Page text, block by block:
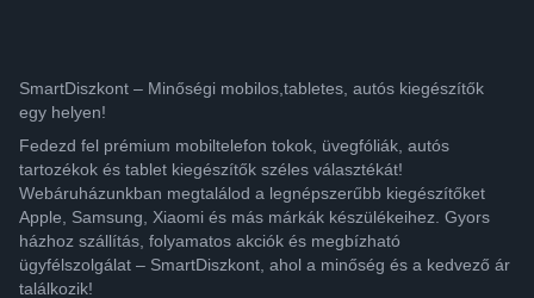
SmartDiszkont – Minőségi mobilos,tabletes, autós kiegészítők
egy helyen!
Fedezd fel prémium mobiltelefon tokok, üvegfóliák, autós
tartozékok és tablet kiegészítők széles választékát!
Webáruházunkban megtalálod a legnépszerűbb kiegészítőket
Apple, Samsung, Xiaomi és más márkák készülékeihez. Gyors
házhoz szállítás, folyamatos akciók és megbízható
ügyfélszolgálat – SmartDiszkont, ahol a minőség és a kedvező ár
találkozik!